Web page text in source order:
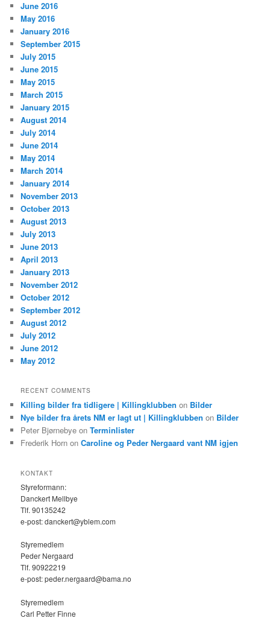
June 2016
May 2016
January 2016
September 2015
July 2015
June 2015
May 2015
March 2015
January 2015
August 2014
July 2014
June 2014
May 2014
March 2014
January 2014
November 2013
October 2013
August 2013
July 2013
June 2013
April 2013
January 2013
November 2012
October 2012
September 2012
August 2012
July 2012
June 2012
May 2012
RECENT COMMENTS
Killing bilder fra tidligere | Killingklubben on Bilder
Nye bilder fra årets NM er lagt ut | Killingklubben on Bilder
Peter Bjørnebye onTerminlister
Frederik Horn onCaroline og Peder Nergaard vant NM igjen
KONTAKT
Styreformann:
Danckert Mellbye
Tlf. 90135242
e-post: danckert@yblem.com
Styremedlem
Peder Nergaard
Tlf. 90922219
e-post: peder.nergaard@bama.no
Styremedlem
Carl Petter Finne